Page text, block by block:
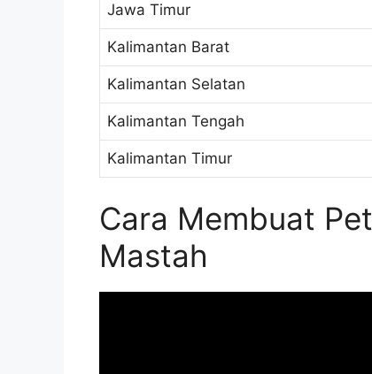
Jawa Timur
Kalimantan Barat
Kalimantan Selatan
Kalimantan Tengah
Kalimantan Timur
Cara Membuat
Mastah